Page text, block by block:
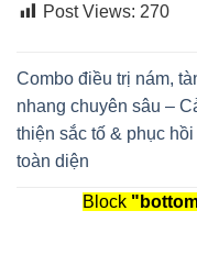
Post Views: 270
Combo điều trị nám,
nhang chuyên sâu –
thiện sắc tố & phục hồi
toàn diện
Block